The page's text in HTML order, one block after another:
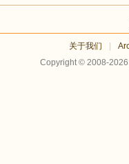
关于我们
Copyright © 2008-2026